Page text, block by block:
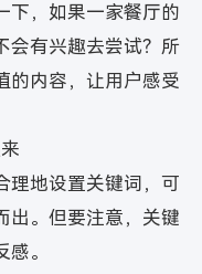
下，如果一家餐厅的
会有兴趣去尝试？所
的内容，让用户感受
理地设置关键词，可
出。但要注意，关键
。